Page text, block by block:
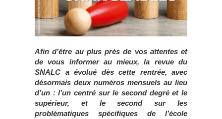
Afin d’être au plus près de vos attentes et
de vous informer au mieux, la revue du
SNALC a évolué dès cette rentrée, avec
désormais deux numéros mensuels au lieu
d’un :l’un centré sur le second degré et le
supérieur, et le second sur les
problématiques spécifiques de l’école